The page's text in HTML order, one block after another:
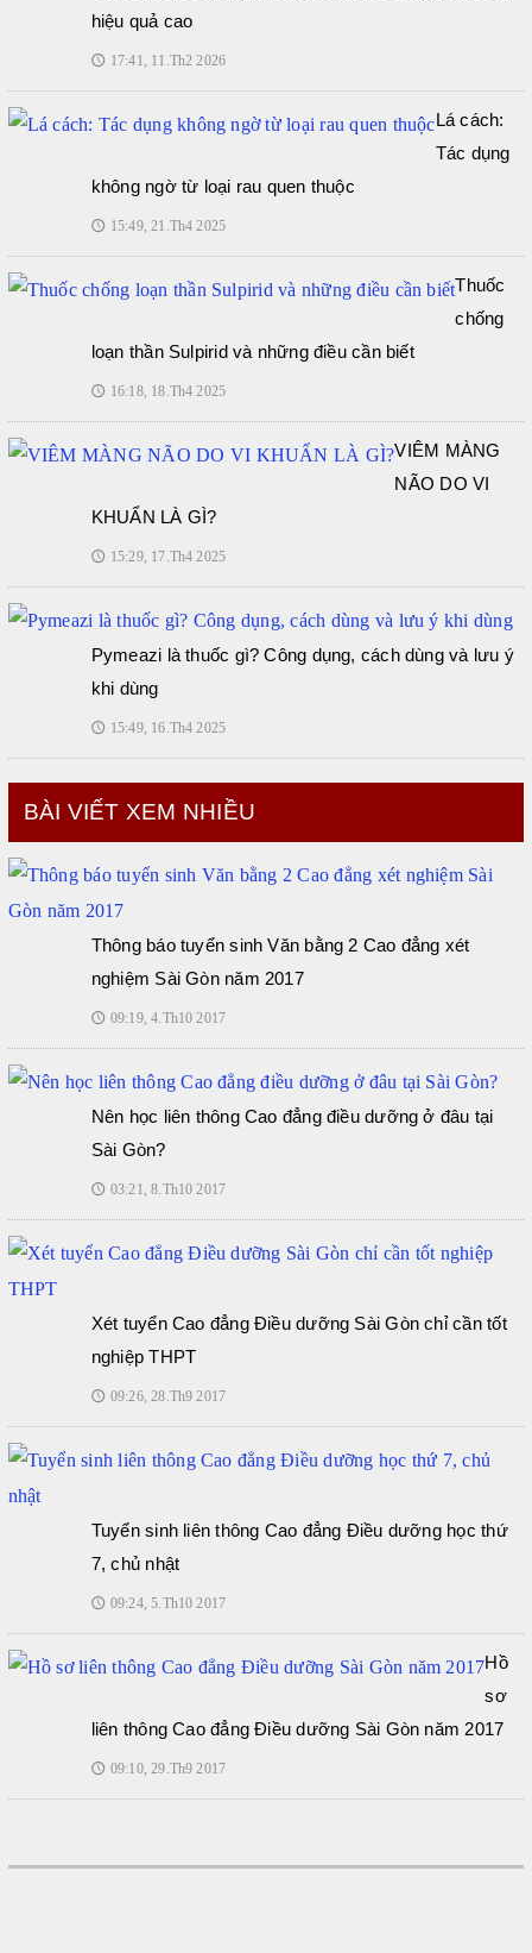
hiệu quả cao
🕔 17:41, 11.Th2 2026
Lá cách:
Tác dụng
không ngờ từ loại rau quen thuộc
🕔 15:49, 21.Th4 2025
Thuốc
chống
loạn thần Sulpirid và những điều cần biết
🕔 16:18, 18.Th4 2025
VIÊM MÀNG
NÃO DO VI
KHUẨN LÀ GÌ?
🕔 15:29, 17.Th4 2025
Pymeazi là thuốc gì? Công dụng, cách dùng và lưu ý
khi dùng
🕔 15:49, 16.Th4 2025
BÀI VIẾT XEM NHIỀU
Thông báo tuyển sinh Văn bằng 2 Cao đẳng xét
nghiệm Sài Gòn năm 2017
🕔 09:19, 4.Th10 2017
Nên học liên thông Cao đẳng điều dưỡng ở đâu tại
Sài Gòn?
🕔 03:21, 8.Th10 2017
Xét tuyển Cao đẳng Điều dưỡng Sài Gòn chỉ cần tốt
nghiệp THPT
🕔 09:26, 28.Th9 2017
Tuyển sinh liên thông Cao đẳng Điều dưỡng học thứ
7, chủ nhật
🕔 09:24, 5.Th10 2017
Hồ
sơ
liên thông Cao đẳng Điều dưỡng Sài Gòn năm 2017
🕔 09:10, 29.Th9 2017